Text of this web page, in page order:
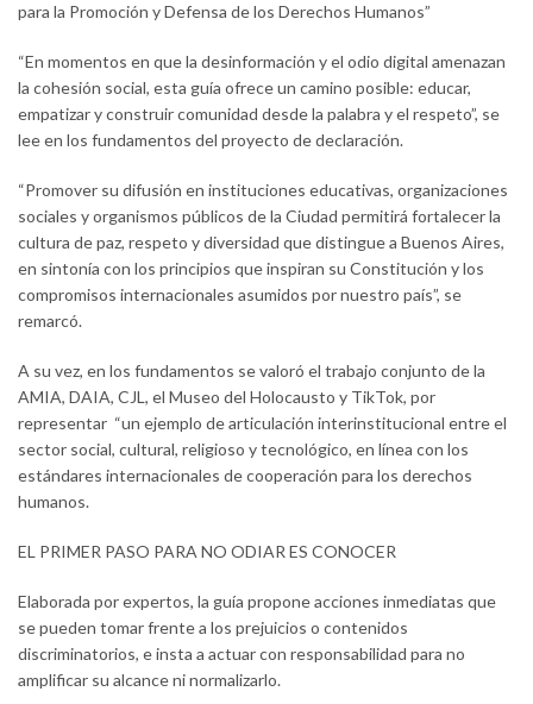
para la Promoción y Defensa de los Derechos Humanos”
“En momentos en que la desinformación y el odio digital amenazan
la cohesión social, esta guía ofrece un camino posible: educar,
empatizar y construir comunidad desde la palabra y el respeto”, se
lee en los fundamentos del proyecto de declaración.
“Promover su difusión en instituciones educativas, organizaciones
sociales y organismos públicos de la Ciudad permitirá fortalecer la
cultura de paz, respeto y diversidad que distingue a Buenos Aires,
en sintonía con los principios que inspiran su Constitución y los
compromisos internacionales asumidos por nuestro país”, se
remarcó.
A su vez, en los fundamentos se valoró el trabajo conjunto de la
AMIA, DAIA, CJL, el Museo del Holocausto y TikTok, por
representar “un ejemplo de articulación interinstitucional entre el
sector social, cultural, religioso y tecnológico, en línea con los
estándares internacionales de cooperación para los derechos
humanos.
EL PRIMER PASO PARA NO ODIAR ES CONOCER
Elaborada por expertos, la guía propone acciones inmediatas que
se pueden tomar frente a los prejuicios o contenidos
discriminatorios, e insta a actuar con responsabilidad para no
amplificar su alcance ni normalizarlo.